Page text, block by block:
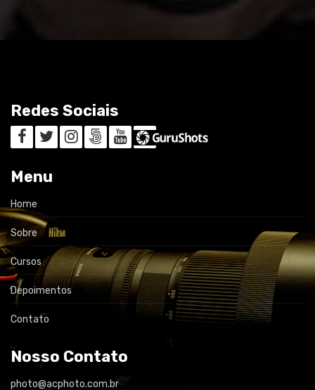
Redes Sociais
Menu
Home
Sobre
Cursos
Depoimentos
Contato
Nosso Contato
photo@acphoto.com.br